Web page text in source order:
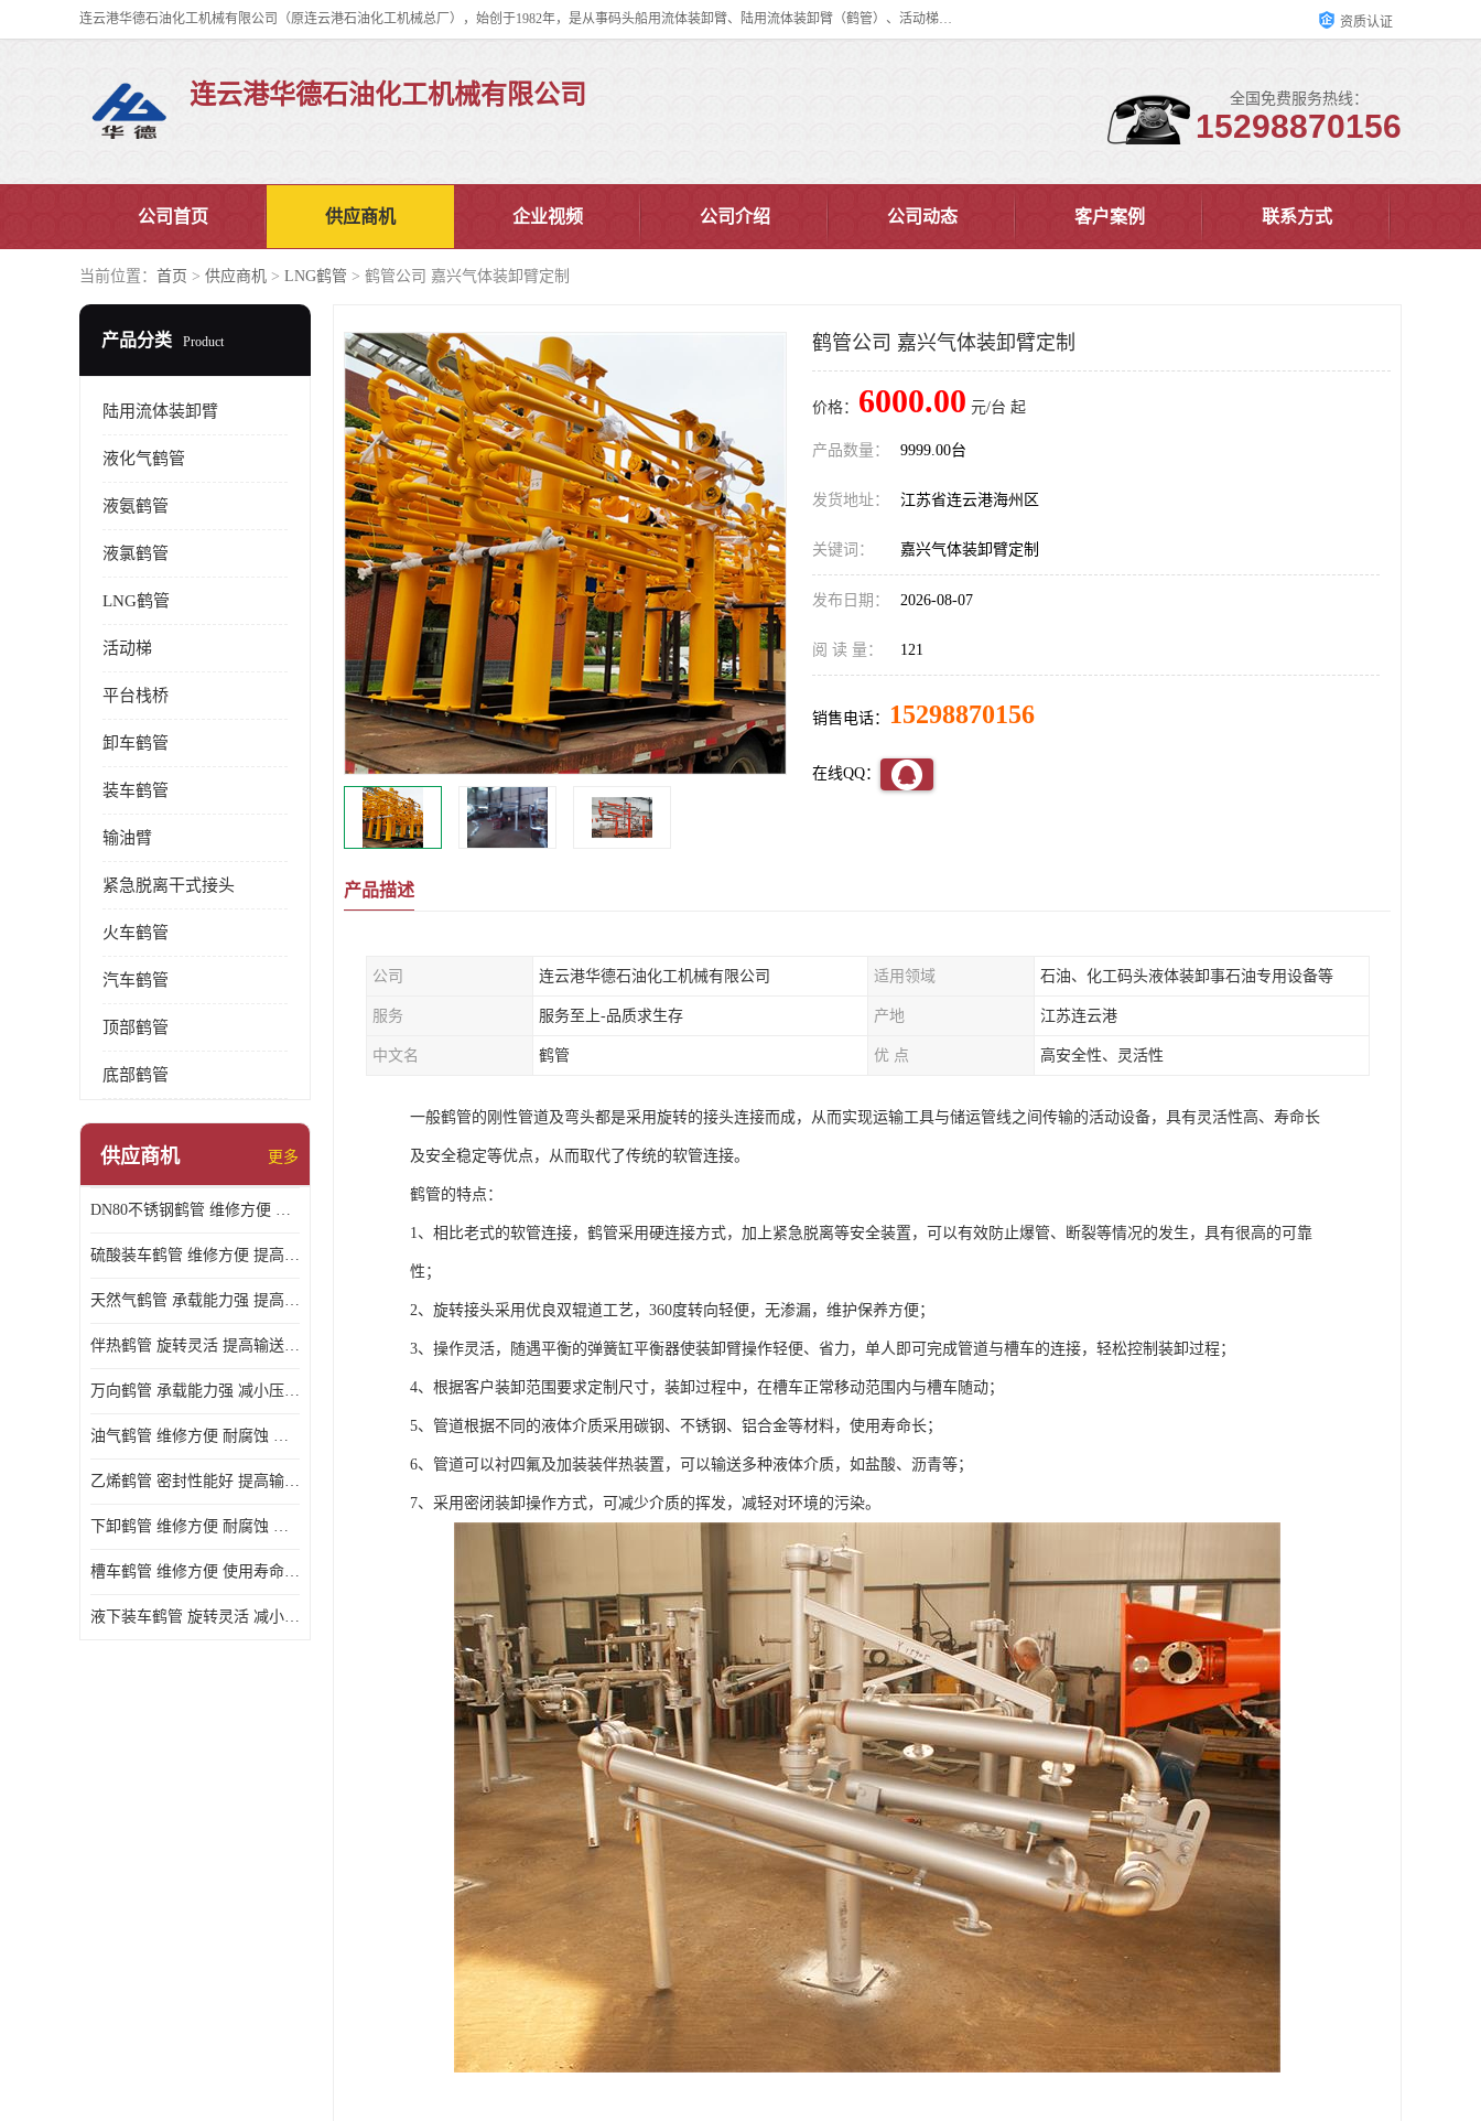
连云港华德石油化工机械有限公司（原连云港石油化工机械总厂），始创于1982年，是从事码头船用流体装卸臂、陆用流体装卸臂（鹤管）、活动梯、钢构平台、定量装车系统等全系列流体装卸设备的设计、制造、销售以及服务的专业供应商。 资质认证
连云港华德石油化工机械有限公司 全国免费服务热线：
15298870156
公司首页 供应商机 企业视频 公司介绍 公司动态 客户案例 联系方式
当前位置： 首页 > 供应商机 > LNG鹤管 > 鹤管公司 嘉兴气体装卸臂定制
产品分类 Product
陆用流体装卸臂
液化气鹤管
液氨鹤管
液氯鹤管
LNG鹤管
活动梯
平台栈桥
卸车鹤管
装车鹤管
输油臂
紧急脱离干式接头
火车鹤管
汽车鹤管
顶部鹤管
底部鹤管
供应商机 更多
DN80不锈钢鹤管 维修方便 提高输送效率
硫酸装车鹤管 维修方便 提高输送效率
天然气鹤管 承载能力强 提高输送效率
伴热鹤管 旋转灵活 提高输送效率
万向鹤管 承载能力强 减小压力损失
油气鹤管 维修方便 耐腐蚀 耐高温
乙烯鹤管 密封性能好 提高输送效率
下卸鹤管 维修方便 耐腐蚀 耐高温
槽车鹤管 维修方便 使用寿命较长
液下装车鹤管 旋转灵活 减小压力损失
鹤管公司 嘉兴气体装卸臂定制
价格： 6000.00 元/台 起
产品数量： 9999.00台
发货地址： 江苏省连云港海州区
关键词： 嘉兴气体装卸臂定制
发布日期： 2026-08-07
阅 读 量： 121
销售电话： 15298870156
在线QQ：
产品描述
公司 连云港华德石油化工机械有限公司 适用领域 石油、化工码头液体装卸事石油专用设备等
服务 服务至上-品质求生存 产地 江苏连云港
中文名 鹤管 优 点 高安全性、灵活性
一般鹤管的刚性管道及弯头都是采用旋转的接头连接而成，从而实现运输工具与储运管线之间传输的活动设备，具有灵活性高、寿命长
及安全稳定等优点，从而取代了传统的软管连接。
鹤管的特点：
1、相比老式的软管连接，鹤管采用硬连接方式，加上紧急脱离等安全装置，可以有效防止爆管、断裂等情况的发生，具有很高的可靠
性；
2、旋转接头采用优良双辊道工艺，360度转向轻便，无渗漏，维护保养方便；
3、操作灵活，随遇平衡的弹簧缸平衡器使装卸臂操作轻便、省力，单人即可完成管道与槽车的连接，轻松控制装卸过程；
4、根据客户装卸范围要求定制尺寸，装卸过程中，在槽车正常移动范围内与槽车随动；
5、管道根据不同的液体介质采用碳钢、不锈钢、铝合金等材料，使用寿命长；
6、管道可以衬四氟及加装装伴热装置，可以输送多种液体介质，如盐酸、沥青等；
7、采用密闭装卸操作方式，可减少介质的挥发，减轻对环境的污染。